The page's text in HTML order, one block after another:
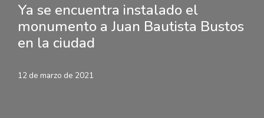
Ya se encuentra instalado el
monumento a Juan Bautista Bustos
en la ciudad
12 de marzo de 2021